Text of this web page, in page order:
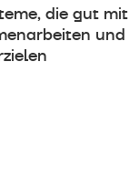
die gut mit
und